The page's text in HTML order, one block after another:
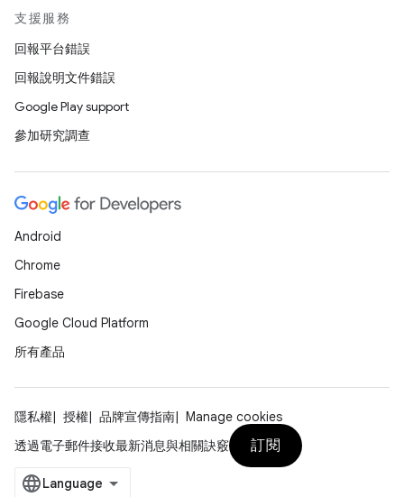
支援服務
回報平台錯誤
回報說明文件錯誤
Google Play support
參加研究調查
Android
Chrome
Firebase
Google Cloud Platform
所有產品
隱私權 授權 品牌宣傳指南
Manage cookies
透過電子郵件接收最新消息與相關訣竅
訂閱